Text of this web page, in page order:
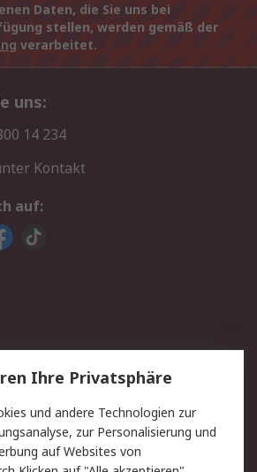
Daten, die Sie uns bei
stellen, werden gemäß der
verarbeitet.
uns:
14 234
Kontakt
auf:
Lieferlösungen
Kontakt
Privatkunden
Ihre Privatsphäre
und andere Technologien zur
zur Personalisierung und
auf Websites von